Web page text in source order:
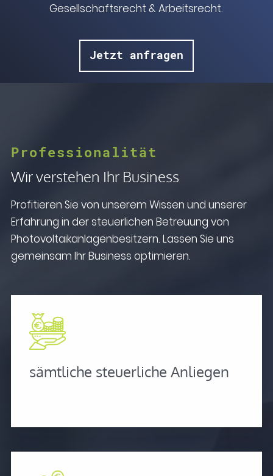
Gesellschaftsrecht & Arbeitsrecht.
Jetzt anfragen
Professionalität
Wir verstehen Ihr Business
Profitieren Sie von unserem Wissen und unserer
Erfahrung in der steuerlichen Betreuung von
Photovoltaikanlagenbesitzern. Lassen Sie uns
gemeinsam Ihr Business optimieren.
sämtliche steuerliche Anliegen